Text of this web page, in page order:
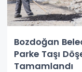
Bozdoğan
Parke Taşı
Tamamlandı